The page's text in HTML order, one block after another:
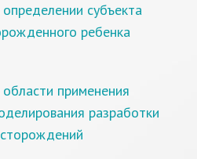
субъекта
ребенка
применения
разработки